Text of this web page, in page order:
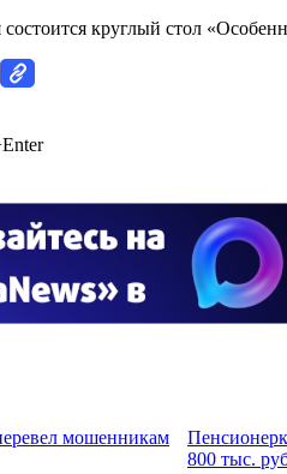
круглый стол
мошенникам
800 тыс.